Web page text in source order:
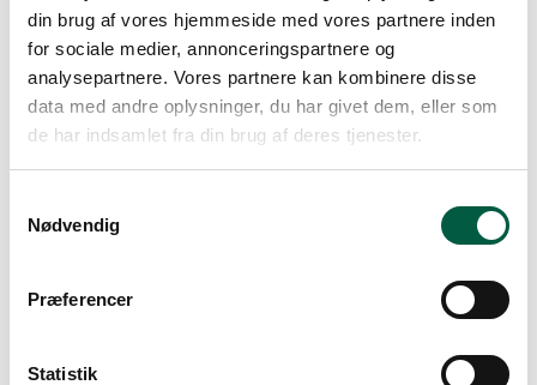
din brug af vores hjemmeside med vores partnere inden
for sociale medier, annonceringspartnere og
analysepartnere. Vores partnere kan kombinere disse
data med andre oplysninger, du har givet dem, eller som
de har indsamlet fra din brug af deres tjenester.
Nødvendig
Præferencer
Statistik
Tingvej 7,
8800 Viborg
Danmark
Sider
Vores auktioner